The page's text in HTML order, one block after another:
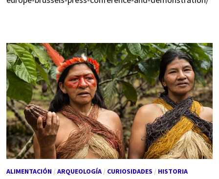
ALIMENTACIÓN/ ARQUEOLOGÍA/ CURIOSIDADES / HISTORIA